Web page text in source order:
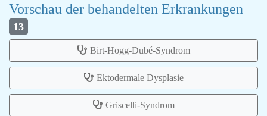
Vorschau der behandelten Erkrankungen
13
Birt-Hogg-Dubé-Syndrom
Ektodermale Dysplasie
Griscelli-Syndrom